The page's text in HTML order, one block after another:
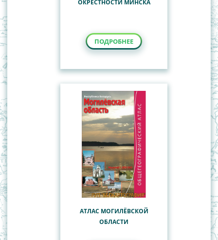
ОКРЕСТНОСТИ МИНСКА
ПОДРОБНЕЕ
АТЛАС МОГИЛЁВСКОЙ
ОБЛАСТИ